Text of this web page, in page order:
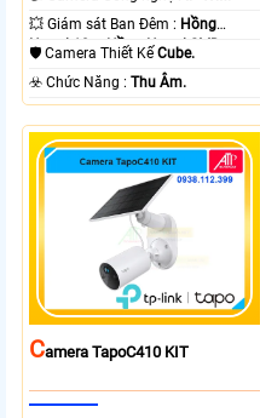
💥 Giám sát Ban Đêm : Hồng
Ngoại 10m Hồng Ngoại SMD.
🛡 Camera Thiết KếCube.
️☣️ Chức Năng :Thu Âm.
CAmera TapoC410 KIT